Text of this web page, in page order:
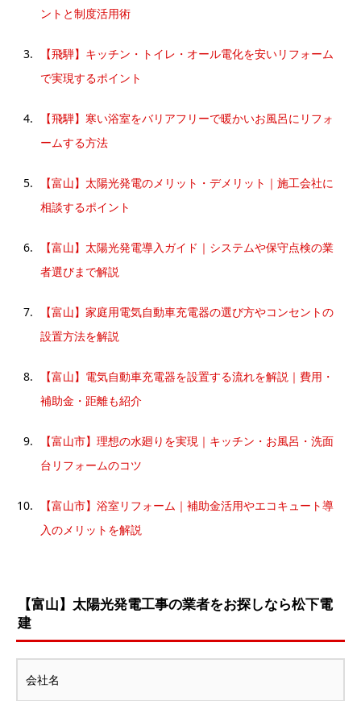
ントと制度活用術
【飛騨】キッチン・トイレ・オール電化を安いリフォーム
で実現するポイント
【飛騨】寒い浴室をバリアフリーで暖かいお風呂にリフォ
ームする方法
【富山】太陽光発電のメリット・デメリット｜施工会社に
相談するポイント
【富山】太陽光発電導入ガイド｜システムや保守点検の業
者選びまで解説
【富山】家庭用電気自動車充電器の選び方やコンセントの
設置方法を解説
【富山】電気自動車充電器を設置する流れを解説｜費用・
補助金・距離も紹介
【富山市】理想の水廻りを実現｜キッチン・お風呂・洗面
台リフォームのコツ
【富山市】浴室リフォーム｜補助金活用やエコキュート導
入のメリットを解説
【富山】太陽光発電工事の業者をお探しなら松下電
建
会社名